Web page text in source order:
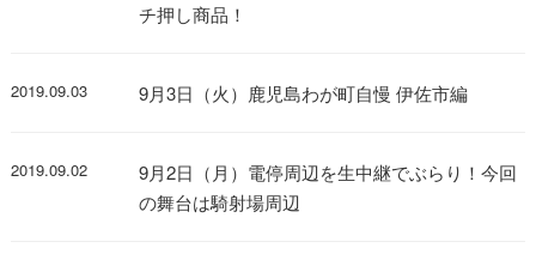
チ押し商品！
2019.09.03 9月3日（火）鹿児島わが町自慢 伊佐市編
2019.09.02
9月2日（月）電停周辺を生中継でぶらり！今回
の舞台は騎射場周辺